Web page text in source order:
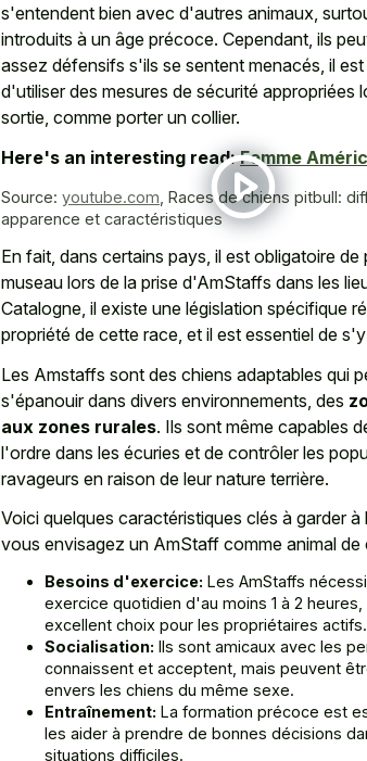
s'entendent bien avec d'autres animaux,
introduits à un âge précoce. Cependant, ils
assez défensifs s'ils se sentent menacés, il
d'utiliser des mesures de sécurité appropriées
sortie, comme porter un collier.
Here's an interesting read: Femme
Source: youtube.com Races de chiens pitbull:
apparence et caractéristiques
En fait, dans certains pays, il est obligatoire de
museau lors de la prise d'AmStaffs dans les
Catalogne, il existe une législation spécifique
propriété de cette race, et il est essentiel de
Les Amstaffs sont des chiens adaptables qui
s'épanouir dans divers environnements, des
aux zones rurales. Ils sont même capables
l'ordre dans les écuries et de contrôler les
ravageurs en raison de leur nature terrière.
Voici quelques caractéristiques clés à garder
vous envisagez un AmStaff comme animal de
Besoins d'exercice: Les AmStaffs
exercice quotidien d'au moins 1 à 2 heures,
excellent choix pour les propriétaires actifs.
Socialisation: Ils sont amicaux avec les
connaissent et acceptent, mais peuvent
envers les chiens du même sexe.
Entraînement: La formation précoce est
les aider à prendre de bonnes décisions
situations difficiles.